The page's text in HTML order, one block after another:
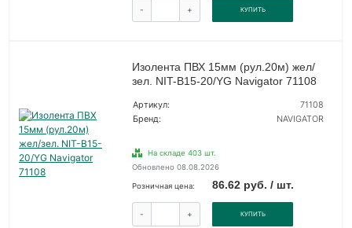
- + КУПИТЬ
Изолента ПВХ 15мм (рул.20м) жел/
зел. NIT-B15-20/YG Navigator 71108
Артикул:
71108
Бренд:
NAVIGATOR
На складе 403 шт.
Обновлено 08.08.2026
Розничная цена: 86.62 руб. / шт.
- + КУПИТЬ